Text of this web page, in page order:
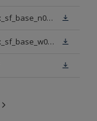
ficha_seguridad_si_es_es_alphatex_sf_base_n00.pdf
ficha_seguridad_si_es_es_alphatex_sf_base_w05.pdf